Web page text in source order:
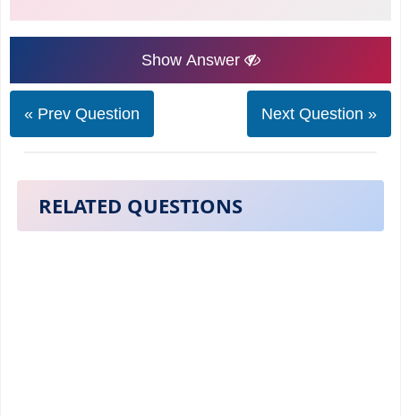
Show Answer
« Prev Question Next Question »
RELATED QUESTIONS